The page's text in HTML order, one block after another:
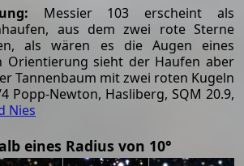
Messier 103 erscheint als
aus dem zwei rote Sterne
als wären es die Augen eines
Orientierung sieht der Haufen aber
Tannenbaum mit zwei roten Kugeln
Popp-Newton, Hasliberg, SQM 20.9,
Nies
eines Radius von 10°